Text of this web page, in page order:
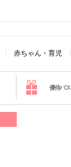
赤ちゃん・育児
優待パス